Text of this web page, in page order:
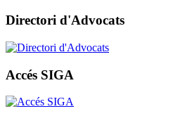
Directori d'Advocats
Accés SIGA